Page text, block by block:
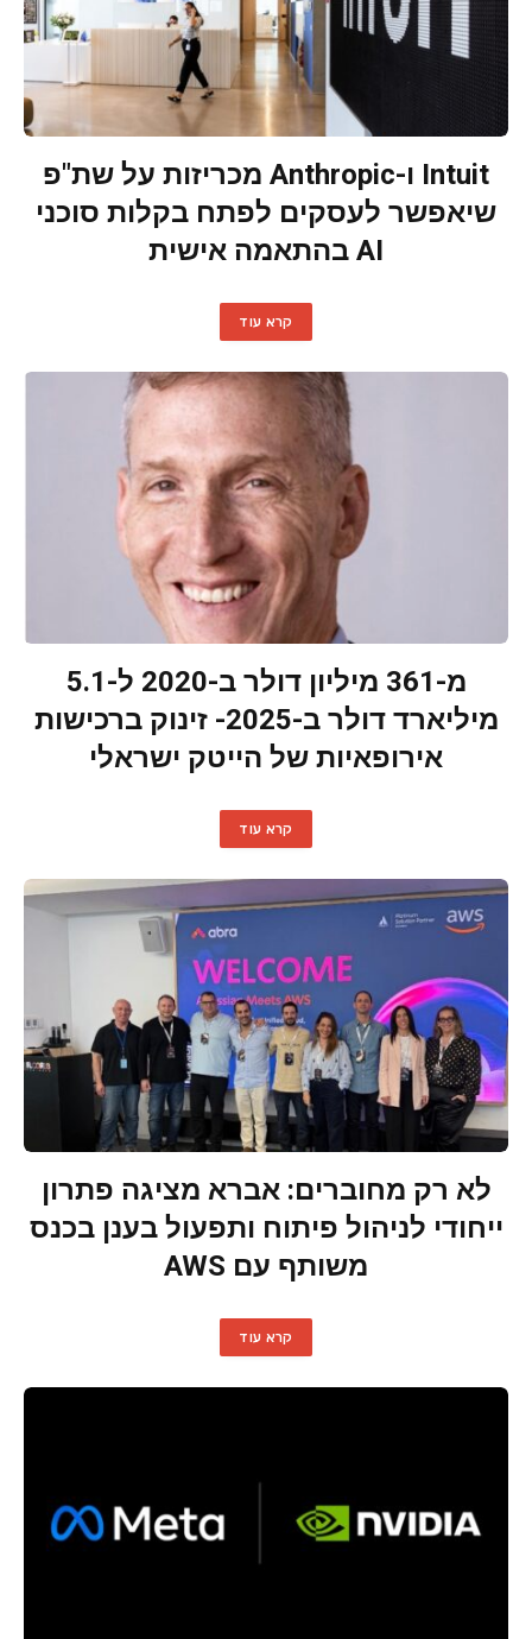
Intuit ו-Anthropic מכריזות על שת"פ
שיאפשר לעסקים לפתח בקלות סוכני
AI בהתאמה אישית
קרא עוד
מ-361 מיליון דולר ב-2020 ל-5.1
מיליארד דולר ב-2025- זינוק ברכישות
אירופאיות של הייטק ישראלי
קרא עוד
לא רק מחוברים: אברא מציגה פתרון
ייחודי לניהול פיתוח ותפעול בענן בכנס
משותף עם AWS
קרא עוד